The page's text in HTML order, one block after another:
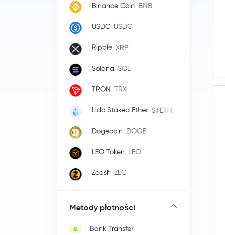
Binance Coin BNB
USDC USDC
Ripple XRP
Solana SOL
TRON TRX
Lido Staked Ether STETH
Dogecoin DOGE
LEO Token LEO
Zcash ZEC
CardanoADA
Monero
Metody płatności
Bank Transfer